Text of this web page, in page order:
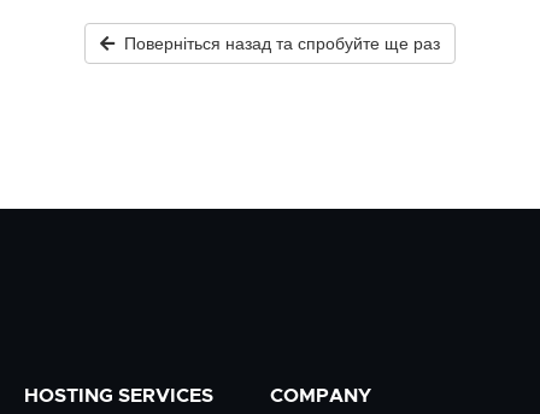
Поверніться назад та спробуйте ще раз
HOSTING SERVICES COMPANY